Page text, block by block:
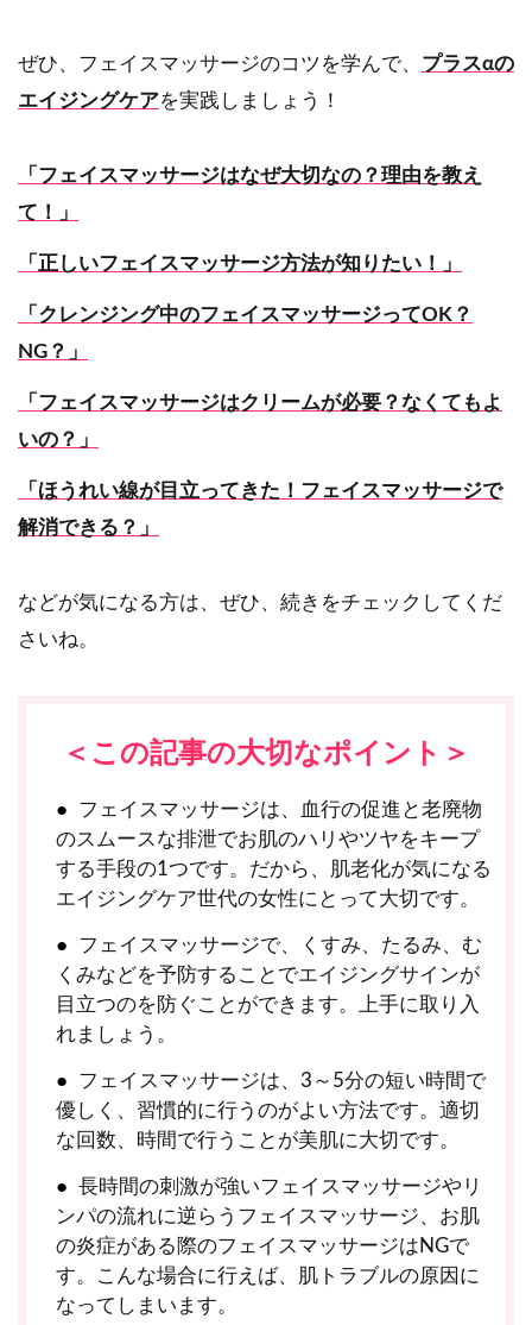
ぜひ、フェイスマッサージのコツを学んで、 プラスαの
エイジングケアを実践しましょう！
「フェイスマッサージはなぜ大切なの？理由を教え
て！」
「正しいフェイスマッサージ方法が知りたい！」
「クレンジング中のフェイスマッサージってOK？
NG？」
「フェイスマッサージはクリームが必要？なくてもよ
いの？」
「ほうれい線が目立ってきた！フェイスマッサージで
解消できる？」
などが気になる方は、ぜひ、続きをチェックしてくだ
さいね。
＜この記事の大切なポイント＞
フェイスマッサージは、血行の促進と老廃物
のスムースな排泄でお肌のハリやツヤをキープ
する手段の1つです。だから、肌老化が気になる
エイジングケア世代の女性にとって大切です。
フェイスマッサージで、くすみ、たるみ、む
くみなどを予防することでエイジングサインが
目立つのを防ぐことができます。上手に取り入
れましょう。
フェイスマッサージは、3～5分の短い時間で
優しく、習慣的に行うのがよい方法です。適切
な回数、時間で行うことが美肌に大切です。
長時間の刺激が強いフェイスマッサージやリ
ンパの流れに逆らうフェイスマッサージ、お肌
の炎症がある際のフェイスマッサージはNGで
す。こんな場合に行えば、肌トラブルの原因に
なってしまいます。